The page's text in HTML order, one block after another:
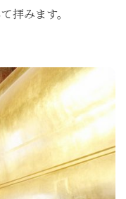
拝みます。